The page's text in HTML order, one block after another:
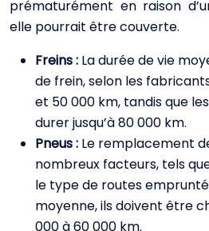
prématurément en raison
elle pourrait être couverte.
Freins : La durée de vie
de frein, selon les
et 50 000 km, tandis que
durer jusqu’à 80 000 km.
Pneus : Le remplacement
nombreux facteurs, tels
le type de routes
moyenne, ils doivent être
000 à 60 000 km.